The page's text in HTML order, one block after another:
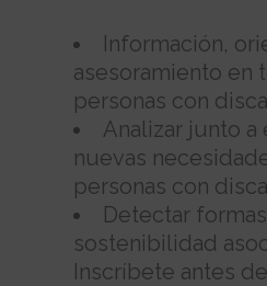
Información,
asesoramiento en
personas con
Analizar junto a
nuevas
personas con
Detectar
sostenibilidad
Inscríbete antes